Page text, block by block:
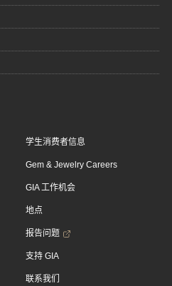
学生消费者信息
Gem & Jewelry Careers
GIA 工作机会
地点
报告问题
支持 GIA
联系我们